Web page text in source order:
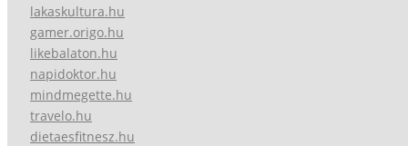
lakaskultura.hu
gamer.origo.hu
likebalaton.hu
napidoktor.hu
mindmegette.hu
travelo.hu
dietaesfitnesz.hu